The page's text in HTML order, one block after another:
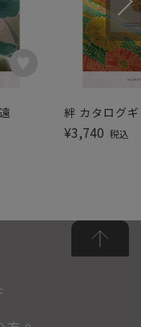
絆 カタログ
¥3,740 税込